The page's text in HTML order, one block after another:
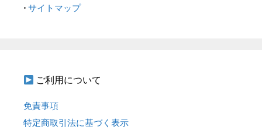
• サイトマップ
ご利用について
免責事項
特定商取引法に基づく表示